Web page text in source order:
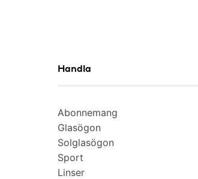
Handla
Abonnemang
Glasögon
Solglasögon
Sport
Linser